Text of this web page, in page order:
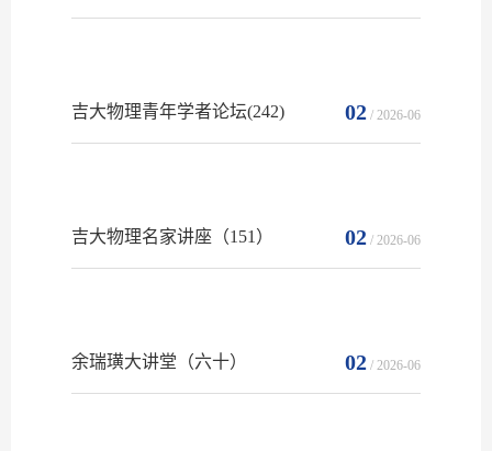
02 / 2026-06
吉大物理青年学者论坛(242)
02 / 2026-06
吉大物理名家讲座（151）
02 / 2026-06
余瑞璜大讲堂（六十）